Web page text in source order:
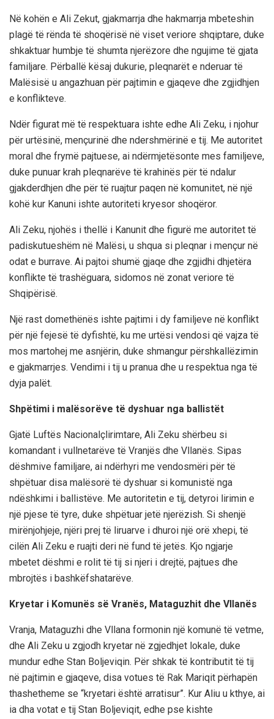
Në kohën e Ali Zekut, gjakmarrja dhe hakmarrja mbeteshin
plagë të rënda të shoqërisë në viset veriore shqiptare, duke
shkaktuar humbje të shumta njerëzore dhe ngujime të gjata
familjare. Përballë kësaj dukurie, pleqnarët e nderuar të
Malësisë u angazhuan për pajtimin e gjaqeve dhe zgjidhjen
e konflikteve.
Ndër figurat më të respektuara ishte edhe Ali Zeku, i njohur
për urtësinë, mençurinë dhe ndershmërinë e tij. Me autoritet
moral dhe frymë pajtuese, ai ndërmjetësonte mes familjeve,
duke punuar krah pleqnarëve të krahinës për të ndalur
gjakderdhjen dhe për të ruajtur paqen në komunitet, në një
kohë kur Kanuni ishte autoriteti kryesor shoqëror.
Ali Zeku, njohës i thellë i Kanunit dhe figurë me autoritet të
padiskutueshëm në Malësi, u shqua si pleqnar i mençur në
odat e burrave. Ai pajtoi shumë gjaqe dhe zgjidhi dhjetëra
konflikte të trashëguara, sidomos në zonat veriore të
Shqipërisë.
Një rast domethënës ishte pajtimi i dy familjeve në konflikt
për një fejesë të dyfishtë, ku me urtësi vendosi që vajza të
mos martohej me asnjërin, duke shmangur përshkallëzimin
e gjakmarrjes. Vendimi i tij u pranua dhe u respektua nga të
dyja palët.
Shpëtimi i malësorëve të dyshuar nga ballistët
Gjatë Luftës Nacionalçlirimtare, Ali Zeku shërbeu si
komandant i vullnetarëve të Vranjës dhe Vllanës. Sipas
dëshmive familjare, ai ndërhyri me vendosmëri për të
shpëtuar disa malësorë të dyshuar si komunistë nga
ndëshkimi i ballistëve. Me autoritetin e tij, detyroi lirimin e
një pjese të tyre, duke shpëtuar jetë njerëzish. Si shenjë
mirënjohjeje, njëri prej të liruarve i dhuroi një orë xhepi, të
cilën Ali Zeku e ruajti deri në fund të jetës. Kjo ngjarje
mbetet dëshmi e rolit të tij si njeri i drejtë, pajtues dhe
mbrojtës i bashkëfshatarëve.
Kryetar i Komunës së Vranës, Mataguzhit dhe Vllanës
Vranja, Mataguzhi dhe Vllana formonin një komunë të vetme,
dhe Ali Zeku u zgjodh kryetar në zgjedhjet lokale, duke
mundur edhe Stan Boljeviqin. Për shkak të kontributit të tij
në pajtimin e gjaqeve, disa votues të Rak Mariqit përhapën
thashetheme se “kryetari është arratisur”. Kur Aliu u kthye, ai
ia dha votat e tij Stan Boljeviqit, edhe pse kishte